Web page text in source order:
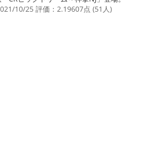
10/25 評価：2.19607点 (51人)